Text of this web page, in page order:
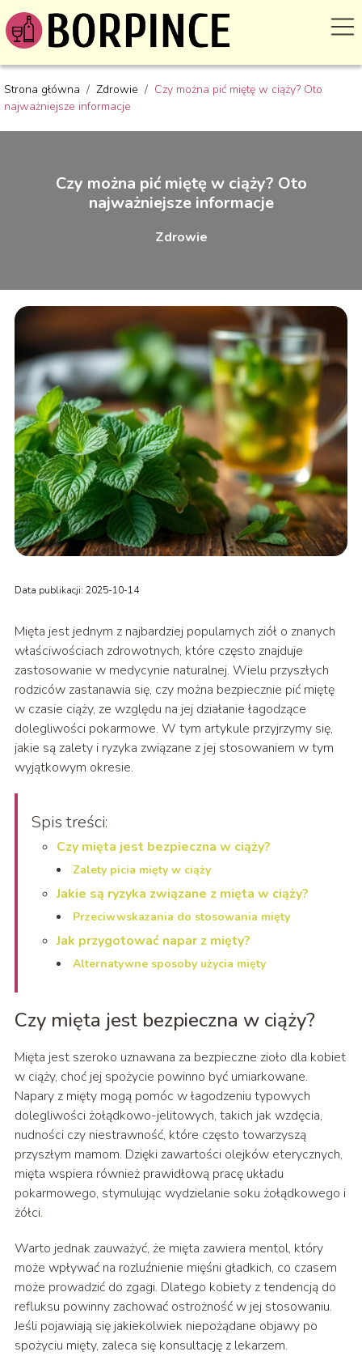
Strona główna / Zdrowie / Czy można pić miętę w ciąży? Oto
najważniejsze informacje
Czy można pić miętę w ciąży? Oto
najważniejsze informacje
Zdrowie
Data publikacji: 2025-10-14
Mięta jest jednym z najbardziej popularnych ziół o znanych
właściwościach zdrowotnych, które często znajduje
zastosowanie w medycynie naturalnej. Wielu przyszłych
rodziców zastanawia się, czy można bezpiecznie pić miętę
w czasie ciąży, ze względu na jej działanie łagodzące
dolegliwości pokarmowe. W tym artykule przyjrzymy się,
jakie są zalety i ryzyka związane z jej stosowaniem w tym
wyjątkowym okresie.
Spis treści:
Czy mięta jest bezpieczna w ciąży?
Zalety picia mięty w ciąży
Jakie są ryzyka związane z mięta w ciąży?
Przeciwwskazania do stosowania mięty
Jak przygotować napar z mięty?
Alternatywne sposoby użycia mięty
Czy mięta jest bezpieczna w ciąży?
Mięta jest szeroko uznawana za bezpieczne zioło dla kobiet
w ciąży, choć jej spożycie powinno być umiarkowane.
Napary z mięty mogą pomóc w łagodzeniu typowych
dolegliwości żołądkowo-jelitowych, takich jak wzdęcia,
nudności czy niestrawność, które często towarzyszą
przyszłym mamom. Dzięki zawartości olejków eterycznych,
mięta wspiera również prawidłową pracę układu
pokarmowego, stymulując wydzielanie soku żołądkowego i
żółci.
Warto jednak zauważyć, że mięta zawiera mentol, który
może wpływać na rozluźnienie mięśni gładkich, co czasem
może prowadzić do zgagi. Dlatego kobiety z tendencją do
refluksu powinny zachować ostrożność w jej stosowaniu.
Jeśli pojawiają się jakiekolwiek niepożądane objawy po
spożyciu mięty, zaleca się konsultację z lekarzem.